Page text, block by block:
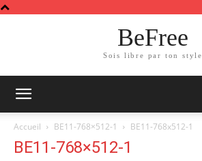
BeFree
Sois libre par ton style
Accueil BE11-768×512-1 BE11-768x512-1
BE11-768×512-1